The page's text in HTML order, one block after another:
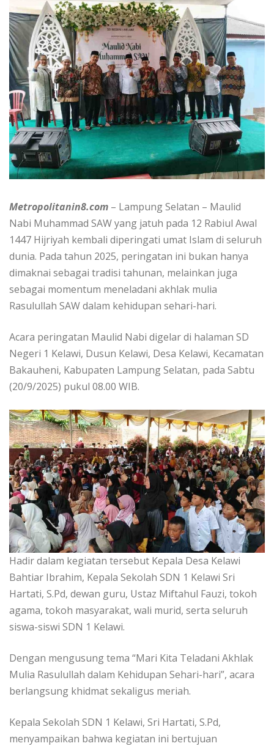
Metropolitanin8.com – Lampung Selatan – Maulid
Nabi Muhammad SAW yang jatuh pada 12 Rabiul Awal
1447 Hijriyah kembali diperingati umat Islam di seluruh
dunia. Pada tahun 2025, peringatan ini bukan hanya
dimaknai sebagai tradisi tahunan, melainkan juga
sebagai momentum meneladani akhlak mulia
Rasulullah SAW dalam kehidupan sehari-hari.
Acara peringatan Maulid Nabi digelar di halaman SD
Negeri 1 Kelawi, Dusun Kelawi, Desa Kelawi, Kecamatan
Bakauheni, Kabupaten Lampung Selatan, pada Sabtu
(20/9/2025) pukul 08.00 WIB.
Hadir dalam kegiatan tersebut Kepala Desa Kelawi
Bahtiar Ibrahim, Kepala Sekolah SDN 1 Kelawi Sri
Hartati, S.Pd, dewan guru, Ustaz Miftahul Fauzi, tokoh
agama, tokoh masyarakat, wali murid, serta seluruh
siswa-siswi SDN 1 Kelawi.
Dengan mengusung tema “Mari Kita Teladani Akhlak
Mulia Rasulullah dalam Kehidupan Sehari-hari”, acara
berlangsung khidmat sekaligus meriah.
Kepala Sekolah SDN 1 Kelawi, Sri Hartati, S.Pd,
menyampaikan bahwa kegiatan ini bertujuan